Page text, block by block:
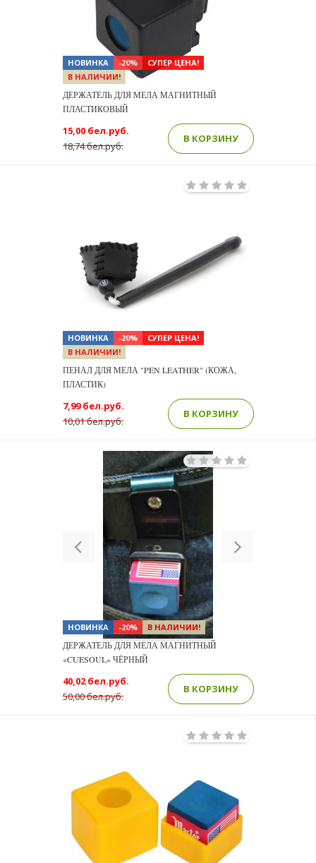
НОВИНКА -20%
СУПЕР ЦЕНА!
В НАЛИЧИИ!
ДЕРЖАТЕЛЬ ДЛЯ МЕЛА МАГНИТНЫЙ
ПЛАСТИКОВЫЙ
18,74 бел.руб.
15,00 бел.руб.
В КОРЗИНУ
НОВИНКА -20%
СУПЕР ЦЕНА!
В НАЛИЧИИ!
ПЕНАЛ ДЛЯ МЕЛА "PEN LEATHER" (КОЖА,
ПЛАСТИК)
10,01 бел.руб.
7,99 бел.руб.
В КОРЗИНУ
Previous
НОВИНКА -20% В НАЛИЧИИ!
ДЕРЖАТЕЛЬ ДЛЯ МЕЛА МАГНИТНЫЙ
«CUESOUL» ЧЁРНЫЙ
50,00 бел.руб.
40,02 бел.руб.
В КОРЗИНУ